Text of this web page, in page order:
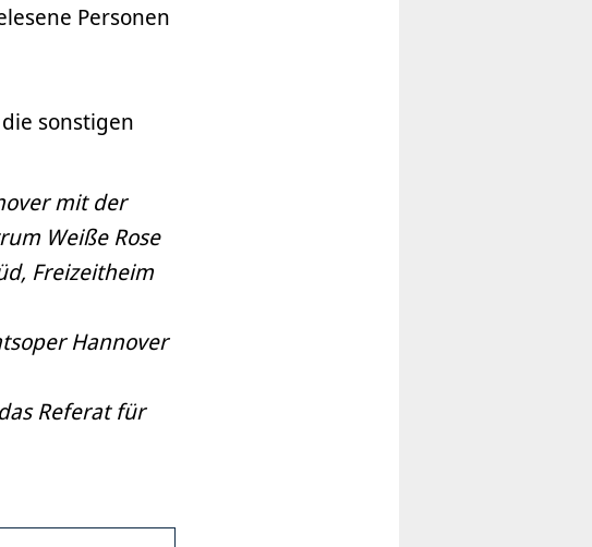
Personen
sonstigen
mit der
Weiße Rose
Freizeitheim
Hannover
Referat für